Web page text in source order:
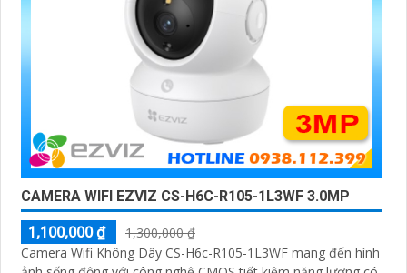
CAMERA WIFI EZVIZ CS-H6C-R105-1L3WF 3.0MP
1,100,000 ₫
1,300,000 ₫
Camera Wifi Không Dây CS-H6c-R105-1L3WF mang đến hình